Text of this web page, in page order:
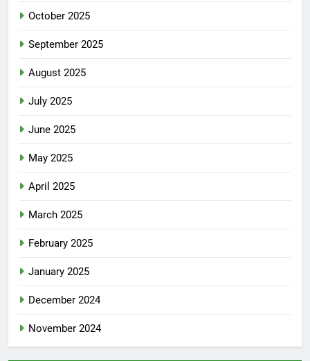
October 2025
September 2025
August 2025
July 2025
June 2025
May 2025
April 2025
March 2025
February 2025
January 2025
December 2024
November 2024